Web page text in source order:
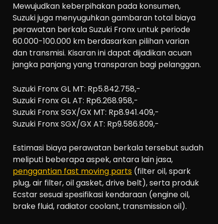
Mewujudkan keberpihakan pada konsumen,
Suzuki juga menyuguhkan gambaran total biaya
perawatan berkala Suzuki Fronx untuk periode
60.000-100.000 km berdasarkan pilihan varian
dan transmisi. Kisaran ini dapat dijadikan acuan
jangka panjang yang transparan bagi pelanggan.
Suzuki Fronx GL MT: Rp5.842.758,-
Suzuki Fronx GL AT: Rp6.268.958,-
Suzuki Fronx SGX/GX MT: Rp8.941.409,-
Suzuki Fronx SGX/GX AT: Rp9.586.809,-
Estimasi biaya perawatan berkala tersebut sudah
meliputi beberapa aspek, antara lain jasa,
penggantian fast moving parts (filter oil, spark
plug, air filter, oil gasket, drive belt), serta produk
Ecstar sesuai spesifikasi kendaraan (engine oil,
brake fluid, radiator coolant, transmission oil).